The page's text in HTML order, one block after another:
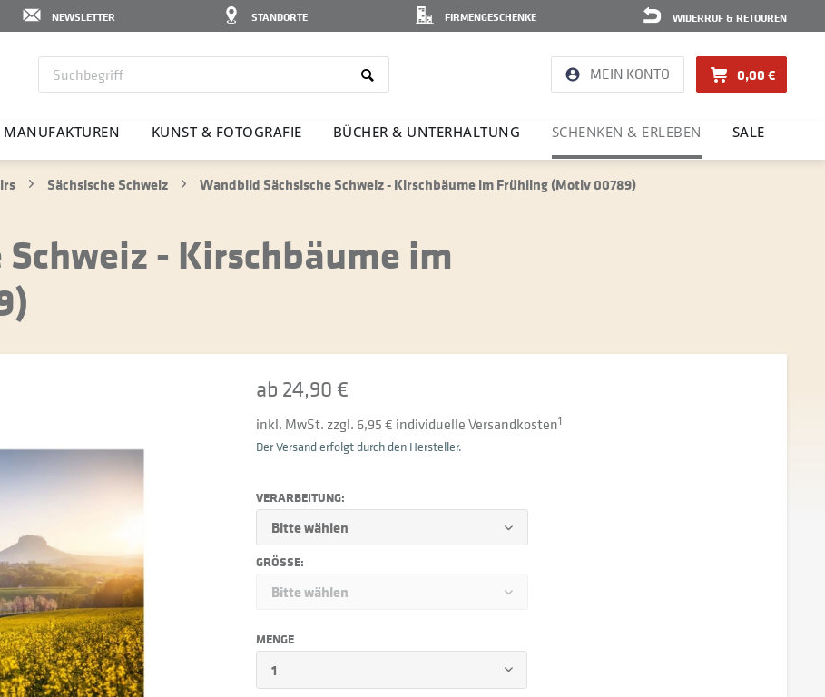
WIDERRUF & RETOUREN
FIRMENGESCHENKE
STANDORTE
NEWSLETTER
MEIN KONTO 0,00 €
MANU­FAK­TUREN KUNST & FOTO­GRAFIE BÜCHER & UNTER­HAL­TUNG SCHENKEN & ERLEBEN SALE
Sächsische Schweiz Wandbild Sächsische Schweiz - Kirschbäume im Frühling (Motiv 00789)
- Kirschbäume im
ab 24,90 €
inkl. MwSt. zzgl. 6,95 € individuelle Versandkosten1
Der Versand erfolgt durch den Hersteller.
VERARBEITUNG:
GRÖSSE:
MENGE